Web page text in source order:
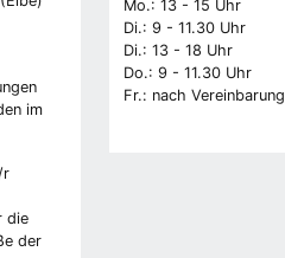
im
r
die
der
Mo.: 13 - 15 Uhr
Di.: 9 - 11.30 Uhr
Di.: 13 - 18 Uhr
Do.: 9 - 11.30 Uhr
Fr.: nach Vereinbarung